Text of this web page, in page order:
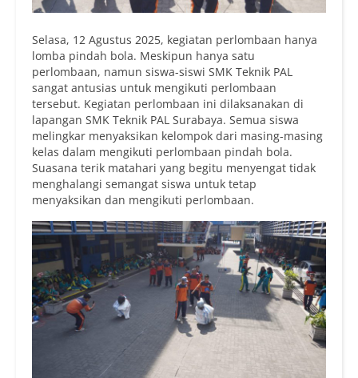
Selasa, 12 Agustus 2025, kegiatan perlombaan hanya
lomba pindah bola. Meskipun hanya satu
perlombaan, namun siswa-siswi SMK Teknik PAL
sangat antusias untuk mengikuti perlombaan
tersebut. Kegiatan perlombaan ini dilaksanakan di
lapangan SMK Teknik PAL Surabaya. Semua siswa
melingkar menyaksikan kelompok dari masing-masing
kelas dalam mengikuti perlombaan pindah bola.
Suasana terik matahari yang begitu menyengat tidak
menghalangi semangat siswa untuk tetap
menyaksikan dan mengikuti perlombaan.